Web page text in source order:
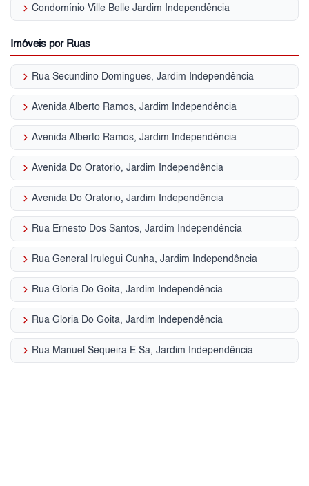
keyboard_arrow_right Condomínio Ville Belle Jardim Independência
Imóveis por Ruas
keyboard_arrow_right Rua Secundino Domingues, Jardim Independência
keyboard_arrow_right Avenida Alberto Ramos, Jardim Independência
keyboard_arrow_right Avenida Alberto Ramos, Jardim Independência
keyboard_arrow_right Avenida Do Oratorio, Jardim Independência
keyboard_arrow_right Avenida Do Oratorio, Jardim Independência
keyboard_arrow_right Rua Ernesto Dos Santos, Jardim Independência
keyboard_arrow_right Rua General Irulegui Cunha, Jardim Independência
keyboard_arrow_right Rua Gloria Do Goita, Jardim Independência
keyboard_arrow_right Rua Gloria Do Goita, Jardim Independência
keyboard_arrow_right Rua Manuel Sequeira E Sa, Jardim Independência